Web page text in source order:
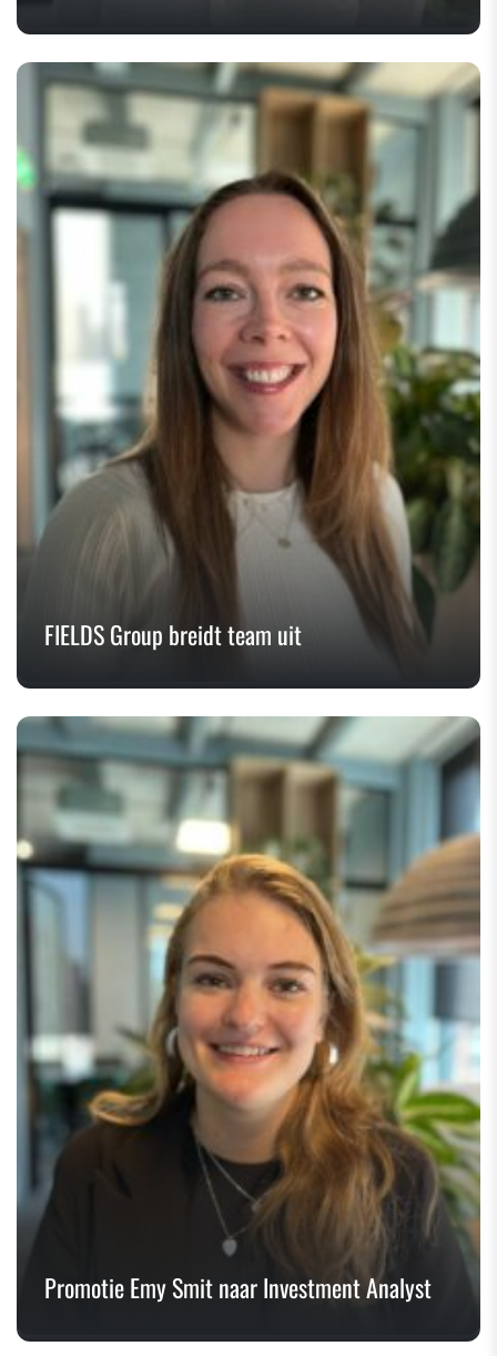
FIELDS Group breidt team uit
Promotie Emy Smit naar Investment Analyst